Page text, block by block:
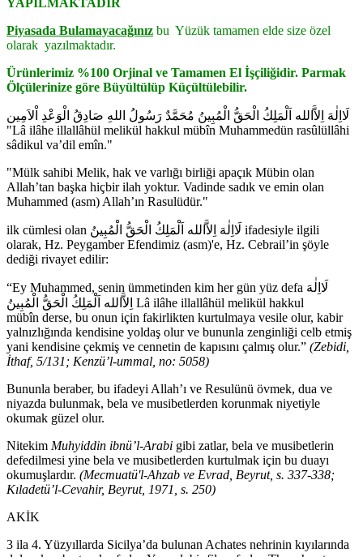
Piyasada Bulamayacağınız bu Yüzük tamamen elde size özel
olarak yazılmaktadır.
Ürünlerimiz %100 Orjinal ve Tamamen El İşçiliğidir. Parmak
Ölçülerinize göre Büyültülüp Küçültülebilir.
"Lâ ilâhe illallâhül melikül hakkul mübîn Muhammedün rasûlüllâhi
sâdikul va’dil emîn."
"Mülk sahibi Melik, hak ve varlığı birliği apaçık Mübin olan
Allah’tan başka hiçbir ilah yoktur. Vadinde sadık ve emin olan
Muhammed (asm) Allah’ın Rasulüdür."
ilk cümlesi olan لَااِلٰهَ اِلاَّالله اَلْمَلِكُ الْحَقُّ الْمُبِينُ ifadesiyle ilgili
olarak, Hz. Peygamber Efendimiz (asm)'e, Hz. Cebrail’in şöyle
dediği rivayet edilir:
“Ey Muhammed, senin ümmetinden kim her gün yüz defa لَااِلٰهَ
اِلاَّالله اَلْمَلِكُ الْحَقُّ الْمُبِينُ Lâ ilâhe illallâhül melikül hakkul
mübîn derse, bu onun için fakirlikten kurtulmaya vesile olur, kabir
yalnızlığında kendisine yoldaş olur ve bununla zenginliği celb etmiş
yani kendisine çekmiş ve cennetin de kapısını çalmış olur.” (Zebidi,
İthaf, 5/131; Kenzü’l-ummal, no: 5058)
Bununla beraber, bu ifadeyi Allah’ı ve Resulünü övmek, dua ve
niyazda bulunmak, bela ve musibetlerden korunmak niyetiyle
okumak güzel olur.
Nitekim Muhyiddin ibnü’l-Arabi gibi zatlar, bela ve musibetlerin
defedilmesi yine bela ve musibetlerden kurtulmak için bu duayı
okumuşlardır. (Mecmuatü'l-Ahzab ve Evrad, Beyrut, s. 337-338;
Kıladetü’l-Cevahir, Beyrut, 1971, s. 250)
AKİK
3 ila 4. Yüzyıllarda Sicilya’da bulunan Achates nehrinin kıyılarında